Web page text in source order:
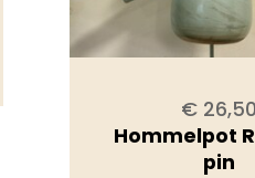
€ 26,50
Hommelpot
pin